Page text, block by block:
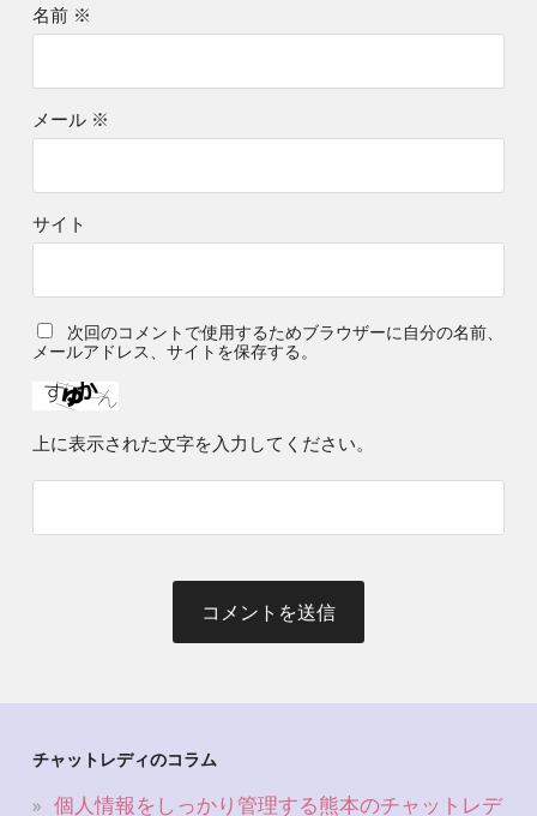
名前 ※
メール ※
サイト
次回のコメントで使用するためブラウザーに自分の名前、
メールアドレス、サイトを保存する。
上に表示された文字を入力してください。
チャットレディのコラム
個人情報をしっかり管理する熊本のチャットレデ